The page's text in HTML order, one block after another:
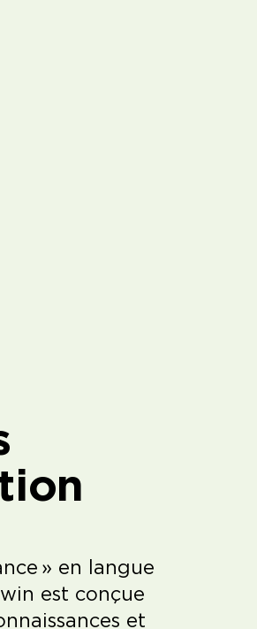
» en langue
est conçue
et